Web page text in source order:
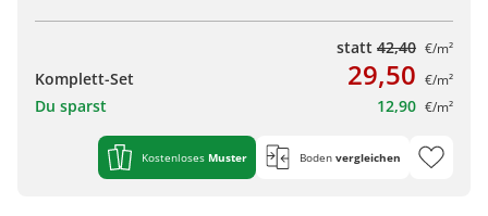
statt 42,40 €/m²
Komplett-Set 29,50 €/m²
Du sparst 12,90 €/m²
Kostenloses Muster Boden vergleichen